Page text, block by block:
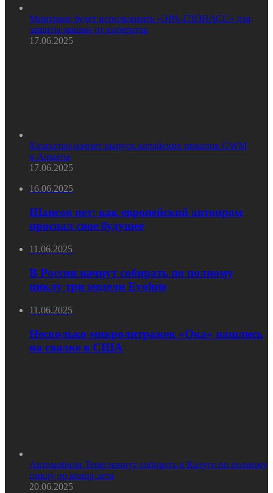
Минтранс будет использовать «ЭРА-ГЛОНАСС» для
защиты машин от кибератак
17.06.2025
Казахстан начнет выпуск китайских пикапов GWM
в Алматы
17.06.2025
16.06.2025
Шансов нет: как европейский автопром
проспал свое будущее
11.06.2025
В России начнут собирать по полному
циклу три модели Evolute
11.06.2025
Несколько микролитражек «Ока» нашлись
на свалке в США
Автомобили Tenet начнут собирать в Калуге по полному
циклу до конца лета
20.06.2025